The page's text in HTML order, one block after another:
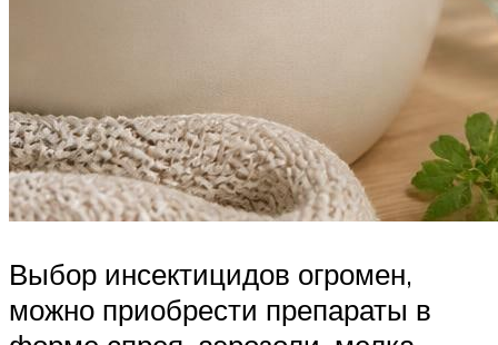
Выбор инсектицидов огромен,
можно приобрести препараты в